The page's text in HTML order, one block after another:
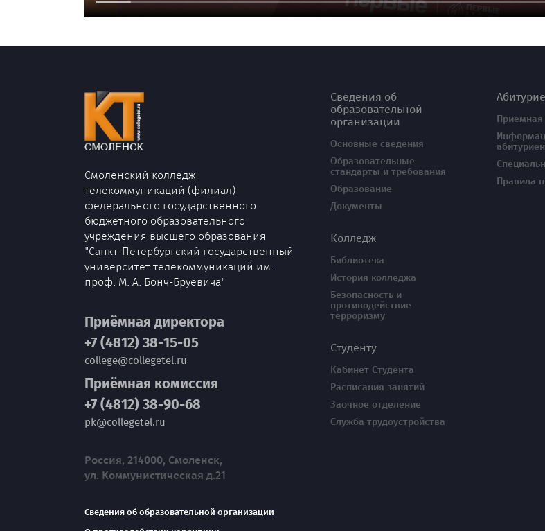
Смоленский колледж
телекоммуникаций (филиал)
федерального государственного
бюджетного образовательного
учреждения высшего образования
"Санкт-Петербургский государственный
университет телекоммуникаций им.
проф. М. А. Бонч-Бруевича"
Приёмная директора
+7 (4812) 38-15-05
college@collegetel.ru
Приёмная комиссия
+7 (4812) 38-90-68
pk@collegetel.ru
Россия, 214000, Смоленск,
ул. Коммунистическая д.21
Сведения об образовательной организации
Сведения об
образовательной
организации
Основные сведения
Образовательные
стандарты и требования
Образование
Документы
Колледж
Библиотека
История колледжа
Безопасность и
противодействие
терроризму
Студенту
Кабинет Студента
Расписания занятий
Заочное отделение
Служба трудоустройства
Приемная
Правила